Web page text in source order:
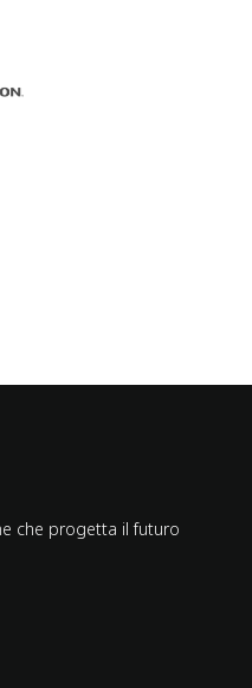
che progetta il futuro